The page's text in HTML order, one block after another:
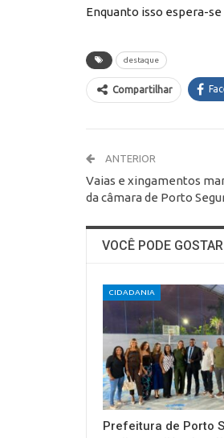
Enquanto isso espera-
destaque
Compartilhar
ANTERIOR
Vaias e xingamentos
da câmara de Porto
VOCÊ PODE
CIDADANIA
Prefeitura de Porto